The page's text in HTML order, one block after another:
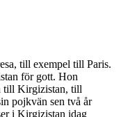
till exempel till Paris.
för gott. Hon
till Kirgizistan, till
pojkvän sen två år
i Kirgizistan idag